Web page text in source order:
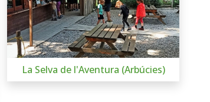
La Selva de l'Aventura (Arbúcies)